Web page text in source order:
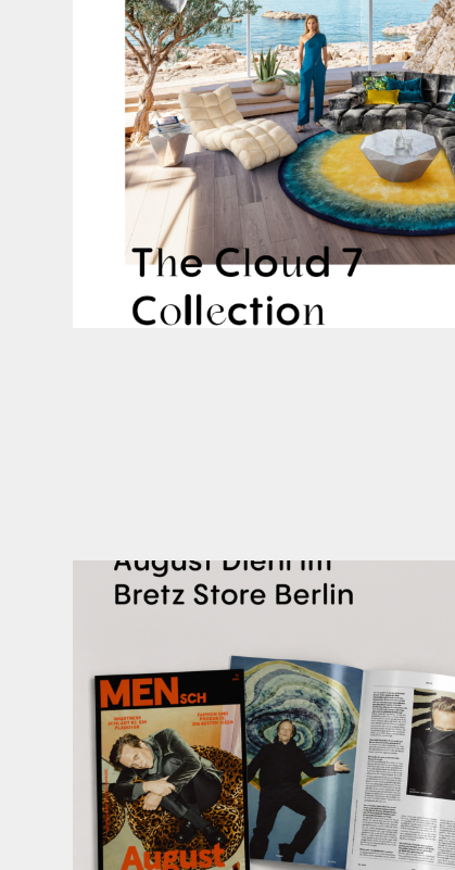
Zwischen Charakter und Design: Schauspieler August